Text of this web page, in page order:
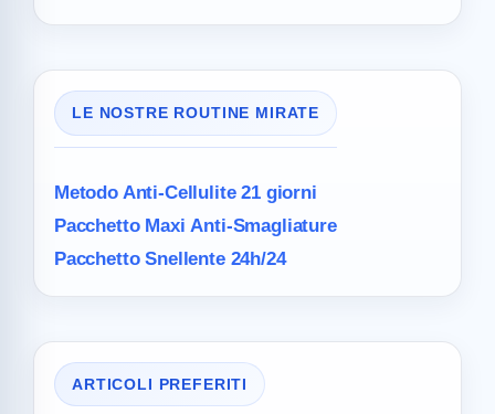
LE NOSTRE ROUTINE MIRATE
Metodo Anti-Cellulite21 giorni
Pacchetto Maxi Anti-Smagliature
Pacchetto Snellente 24h/24
ARTICOLI PREFERITI